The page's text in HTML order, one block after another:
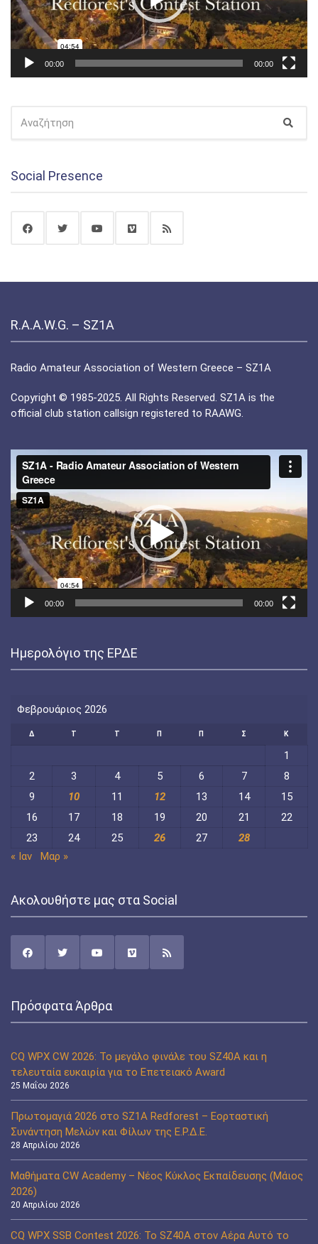
00:00 00:00
ΓΙΑ:
Social Presence
R.A.A.W.G. – SZ1A
Radio Amateur Association of Western Greece – SZ1A
Copyright © 1985-2025. All Rights Reserved. SZ1A is the
official club station callsign registered to RAAWG.
Πρόγραμμα
Αναπαραγωγής
Βίντεο
00:00 00:00
Ημερολόγιο της ΕΡΔΕ
Φεβρουάριος 2026
Δ Τ Τ Π Π Σ Κ
1
2
3 4 5 6 7
8
9
10 11 12 13 14
15
16
17 18 19 20 21
22
23
24 25 26 27
28
« Ιαν
Μαρ »
Ακολουθήστε μας στα Social
Πρόσφατα Άρθρα
CQ WPX CW 2026: Το μεγάλο φινάλε του SZ40A και η
τελευταία ευκαιρία για το Επετειακό Award
25 Μαΐου 2026
Πρωτομαγιά 2026 στο SZ1A Redforest – Εορταστική
Συνάντηση Μελών και Φίλων της Ε.Ρ.Δ.Ε.
28 Απριλίου 2026
Μαθήματα CW Academy – Νέος Κύκλος Εκπαίδευσης (Μάιος
2026)
20 Απριλίου 2026
CQ WPX SSB Contest 2026: Το SZ40A στον Αέρα Αυτό το